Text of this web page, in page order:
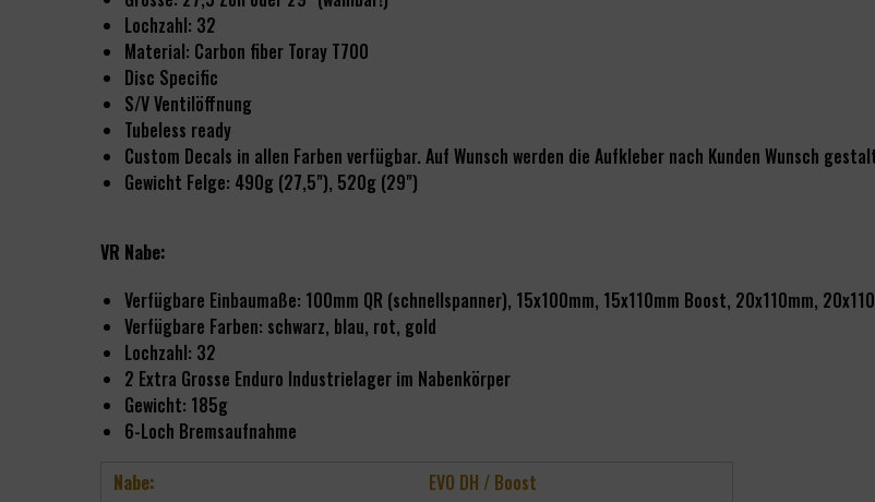
Lochzahl: 32
Material: Carbon fiber Toray T700
Disc Specific
S/V Ventilöffnung
Tubeless ready
Custom Decals in allen Farben verfügbar. Auf Wunsch werden die Aufkleber nach Kunden Wunsch
Gewicht Felge: 490g (27,5"), 520g (29")
VR Nabe:
Verfügbare Einbaumaße: 100mm QR (schnellspanner), 15x100mm, 15x110mm Boost, 20x110mm,
Verfügbare Farben: schwarz, blau, rot, gold
Lochzahl: 32
2 Extra Grosse Enduro Industrielager im Nabenkörper
Gewicht: 185g
6-Loch Bremsaufnahme
Nabe:
EVO DH / Boost